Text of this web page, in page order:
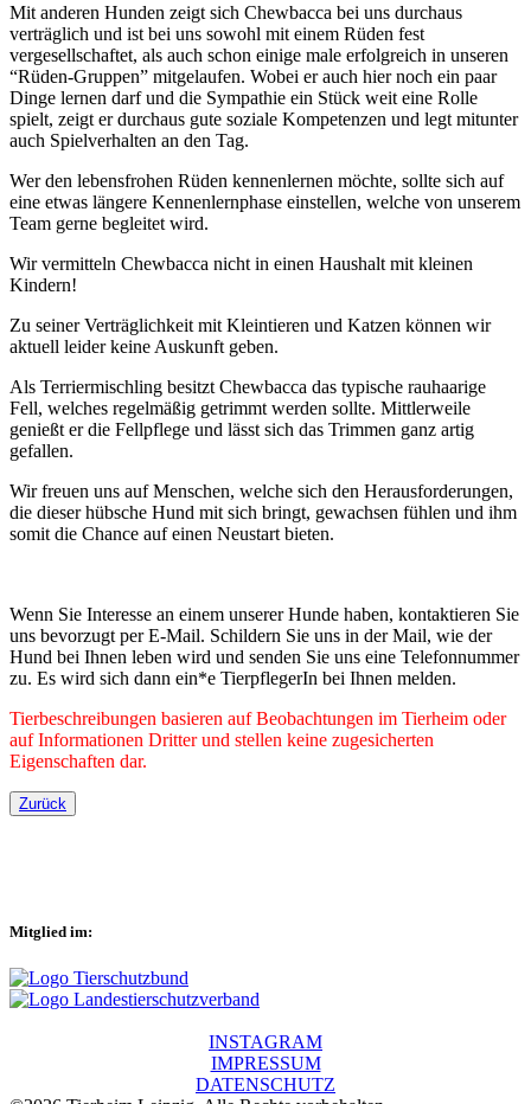
Mit anderen Hunden zeigt sich Chewbacca bei uns durchaus
verträglich und ist bei uns sowohl mit einem Rüden fest
vergesellschaftet, als auch schon einige male erfolgreich in unseren
“Rüden-Gruppen” mitgelaufen. Wobei er auch hier noch ein paar
Dinge lernen darf und die Sympathie ein Stück weit eine Rolle
spielt, zeigt er durchaus gute soziale Kompetenzen und legt mitunter
auch Spielverhalten an den Tag.
Wer den lebensfrohen Rüden kennenlernen möchte, sollte sich auf
eine etwas längere Kennenlernphase einstellen, welche von unserem
Team gerne begleitet wird.
Wir vermitteln Chewbacca nicht in einen Haushalt mit kleinen
Kindern!
Zu seiner Verträglichkeit mit Kleintieren und Katzen können wir
aktuell leider keine Auskunft geben.
Als Terriermischling besitzt Chewbacca das typische rauhaarige
Fell, welches regelmäßig getrimmt werden sollte. Mittlerweile
genießt er die Fellpflege und lässt sich das Trimmen ganz artig
gefallen.
Wir freuen uns auf Menschen, welche sich den Herausforderungen,
die dieser hübsche Hund mit sich bringt, gewachsen fühlen und ihm
somit die Chance auf einen Neustart bieten.
Wenn Sie Interesse an einem unserer Hunde haben, kontaktieren Sie
uns bevorzugt per E-Mail. Schildern Sie uns in der Mail, wie der
Hund bei Ihnen leben wird und senden Sie uns eine Telefonnummer
zu. Es wird sich dann ein*e TierpflegerIn bei Ihnen melden.
Tierbeschreibungen basieren auf Beobachtungen im Tierheim oder
auf Informationen Dritter und stellen keine zugesicherten
Eigenschaften dar.
Zurück
Mitglied im:
INSTAGRAM
IMPRESSUM
DATENSCHUTZ